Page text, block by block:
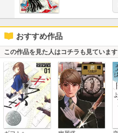
おすすめ作品
この作品を見た人はコチラも見ています